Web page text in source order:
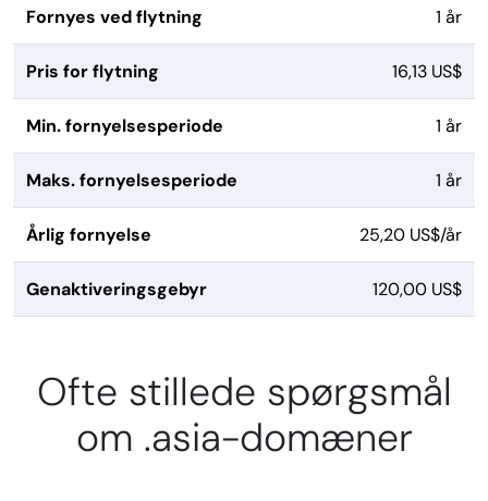
Fornyes ved flytning 1 år
Pris for flytning 16,13 US$
Min. fornyelsesperiode 1 år
Maks. fornyelsesperiode 1 år
Årlig fornyelse 25,20 US$/år
Genaktiveringsgebyr 120,00 US$
Ofte stillede spørgsmål
om .asia-domæner